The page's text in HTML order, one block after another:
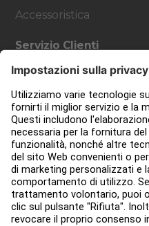
Accessoristica
Servizio Clienti
Progettazione strutture
Hub di servizio
Hub per l'istruzione
Circa
Trova un distributore
Trova un negozio
Legale